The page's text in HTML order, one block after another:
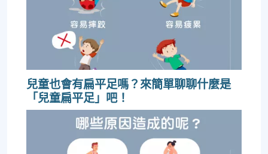
兒童也會有扁平足嗎？來簡單聊聊什麼是
「兒童扁平足」吧！